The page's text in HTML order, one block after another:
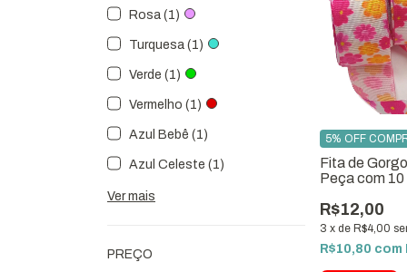
Rosa (1)
Turquesa (1)
Verde (1)
Vermelho (1)
Azul Bebê (1)
Azul Celeste (1)
Ver mais
PREÇO
Fita de
Peça com
R$12,00
3 xdeR$4,00
5% OFF
R$10,80 com